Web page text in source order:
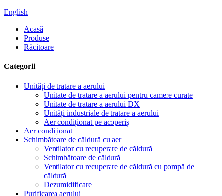
English
Acasă
Produse
Răcitoare
Categorii
Unități de tratare a aerului
Unitate de tratare a aerului pentru camere curate
Unitate de tratare a aerului DX
Unități industriale de tratare a aerului
Aer condiționat pe acoperiș
Aer condiționat
Schimbătoare de căldură cu aer
Ventilator cu recuperare de căldură
Schimbătoare de căldură
Ventilator cu recuperare de căldură cu pompă de
căldură
Dezumidificare
Purificarea aerului